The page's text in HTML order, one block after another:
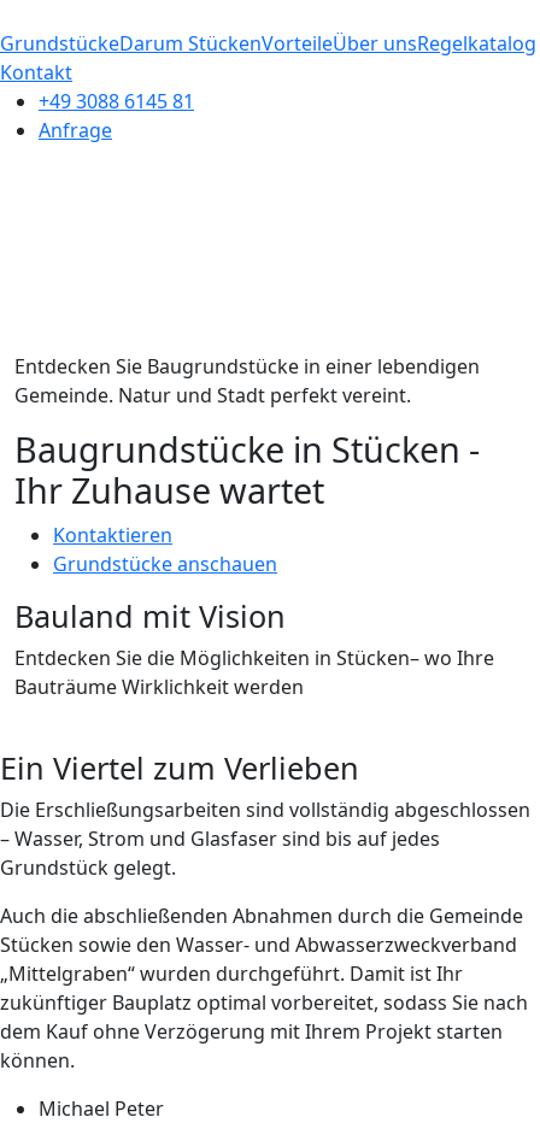
GrundstückeDarum StückenVorteileÜber unsRegelkatalog
Kontakt
+49 3088 6145 81
Anfrage
Entdecken Sie Baugrundstücke in einer lebendigen
Gemeinde. Natur und Stadt perfekt vereint.
Baugrundstücke in Stücken -
Ihr Zuhause wartet
Kontaktieren
Grundstücke anschauen
Bauland mit Vision
Entdecken Sie die Möglichkeiten in Stücken– wo Ihre
Bauträume Wirklichkeit werden
Ein Viertel zum Verlieben
Die Erschließungsarbeiten sind vollständig abgeschlossen
– Wasser, Strom und Glasfaser sind bis auf jedes
Grundstück gelegt.
Auch die abschließenden Abnahmen durch die Gemeinde
Stücken sowie den Wasser- und Abwasserzweckverband
„Mittelgraben“ wurden durchgeführt. Damit ist Ihr
zukünftiger Bauplatz optimal vorbereitet, sodass Sie nach
dem Kauf ohne Verzögerung mit Ihrem Projekt starten
können.
Michael Peter